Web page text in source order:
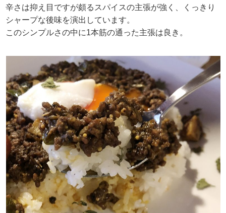
辛さは抑え目ですが頗るスパイスの主張が強く、くっきり
シャープな後味を演出しています。
このシンプルさの中に1本筋の通った主張は良き。